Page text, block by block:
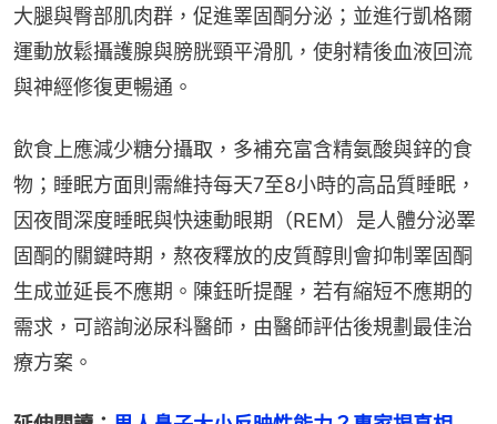
大腿與臀部肌肉群，促進睪固酮分泌；並進行凱格爾
運動放鬆攝護腺與膀胱頸平滑肌，使射精後血液回流
與神經修復更暢通。
飲食上應減少糖分攝取，多補充富含精氨酸與鋅的食
物；睡眠方面則需維持每天7至8小時的高品質睡眠，
因夜間深度睡眠與快速動眼期（REM）是人體分泌睪
固酮的關鍵時期，熬夜釋放的皮質醇則會抑制睪固酮
生成並延長不應期。陳鈺昕提醒，若有縮短不應期的
需求，可諮詢泌尿科醫師，由醫師評估後規劃最佳治
療方案。